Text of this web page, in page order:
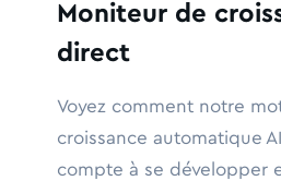
Moniteur de
direct
Voyez comment notre
croissance automatique
compte à se développer